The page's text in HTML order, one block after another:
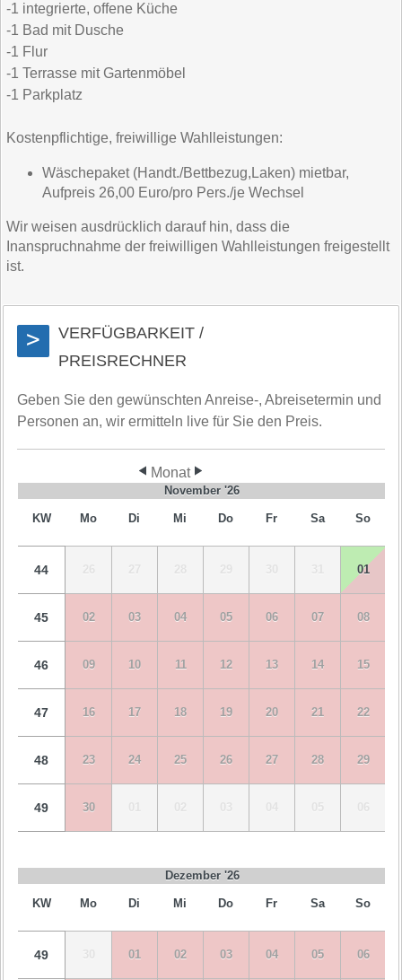
-1 integrierte, offene Küche
-1 Bad mit Dusche
-1 Flur
-1 Terrasse mit Gartenmöbel
-1 Parkplatz
Kostenpflichtige, freiwillige Wahlleistungen:
Wäschepaket (Handt./Bettbezug,Laken) mietbar,
Aufpreis 26,00 Euro/pro Pers./je Wechsel
Wir weisen ausdrücklich darauf hin, dass die
Inanspruchnahme der freiwilligen Wahlleistungen freigestellt
ist.
>
VERFÜGBARKEIT /
PREISRECHNER
Geben Sie den gewünschten Anreise-, Abreisetermin und
Personen an, wir ermitteln live für Sie den Preis.
Monat
November '26
KW Mo Di Mi Do Fr Sa So
44 26 27 28 29 30 31 01
45 02 03 04 05 06 07 08
46 09 10 11 12 13 14 15
47 16 17 18 19 20 21 22
48 23 24 25 26 27 28 29
49 30 01 02 03 05 06
Dezember '26
KW Mo Di Mi Do Fr Sa So
49 30 01 02 03 04 05 06